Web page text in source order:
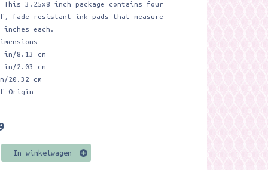
3.25x8 inch package contains four
fade resistant ink pads that measure
inches each.
in/8.13 cm
in/2.03 cm
20.32 cm
Origin
In winkelwagen